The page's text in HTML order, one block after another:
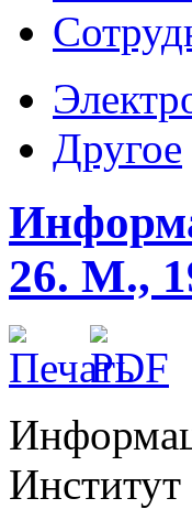
Другое
26. М.,